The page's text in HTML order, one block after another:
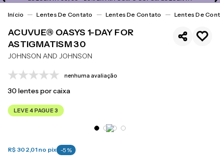
Lentes De Contato Lentes De Contato Lentes De
ACUVUE® OASYS 1-DAY FOR
ASTIGMATISM 30
JOHNSON AND JOHNSON
nenhuma avaliação
30lentes por caixa
LEVE 4 PAGUE 3
R$ 302,01 no pix -5 %